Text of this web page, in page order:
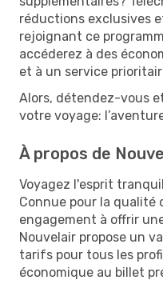
réductions exclusives
rejoignant ce
accéderez à des
et à un service
Alors, détendez-vous
votre voyage:
À propos de
Voyagez l'esprit
Connue pour la qualité
engagement à offrir
Nouvelair propose un
tarifs pour tous les
économique au billet